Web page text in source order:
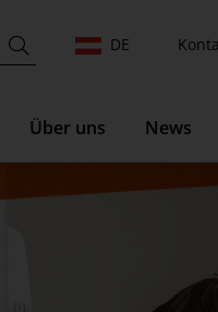
DE
Über uns News